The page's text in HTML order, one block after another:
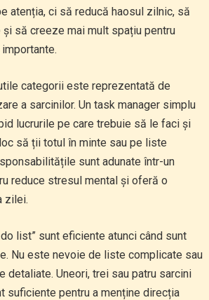
atenția, ci să reducă haosul zilnic, să
să creeze mai mult spațiu pentru
categorii este reprezentată de
a sarcinilor. Un task manager simplu
lucrurile pe care trebuie să le faci și
să ții totul în minte sau pe liste
sunt adunate într-un
reduce stresul mental și oferă o
zilei.
list” sunt eficiente atunci când sunt
Nu este nevoie de liste complicate sau
detaliate. Uneori, trei sau patru sarcini
suficiente pentru a menține direcția